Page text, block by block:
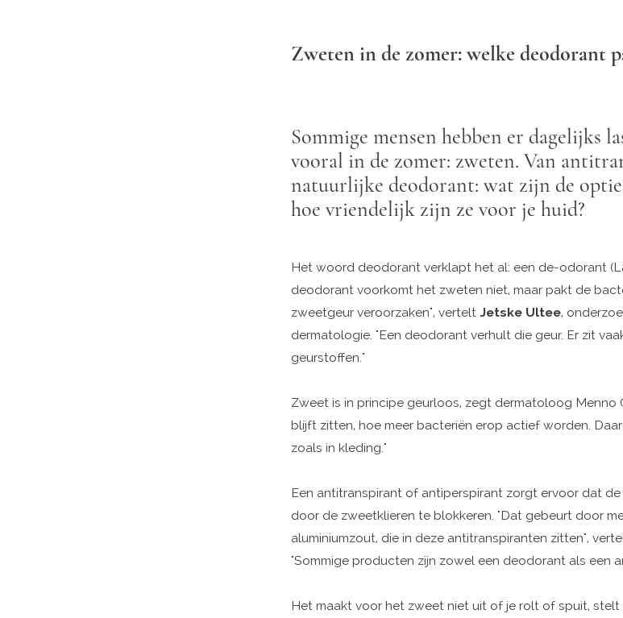
Zweten in de zomer: welke deodorant
Sommige mensen hebben er dagelijks
vooral in de zomer: zweten. Van
natuurlijke deodorant: wat zijn de
hoe vriendelijk zijn ze voor je huid?
Het woord deodorant verklapt het al: een de-odorant
deodorant voorkomt het zweten niet, maar pakt de
zweetgeur veroorzaken", vertelt Jetske Ultee,
dermatologie. "Een deodorant verhult die geur. Er zit
geurstoffen."
Zweet is in principe geurloos, zegt dermatoloog Menno
blijft zitten, hoe meer bacteriën erop actief worden.
zoals in kleding."
Een antitranspirant of antiperspirant zorgt ervoor dat
door de zweetklieren te blokkeren. "Dat gebeurt door
aluminiumzout, die in deze antitranspiranten zitten",
"Sommige producten zijn zowel een deodorant als een
Het maakt voor het zweet niet uit of je rolt of spuit, stelt